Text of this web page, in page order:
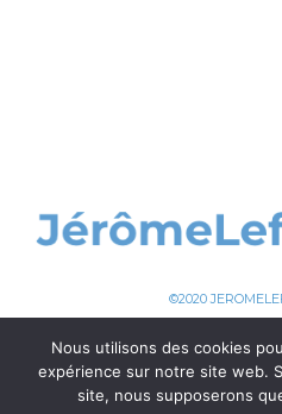
©2020
Nous utilisons des cookies
expérience sur notre site web.
site, nous supposerons